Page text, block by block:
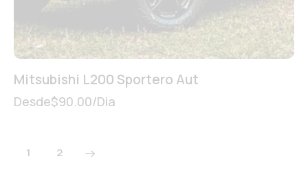
Mitsubishi L200 Sportero Aut
Desde$90.00/Dia
1 2